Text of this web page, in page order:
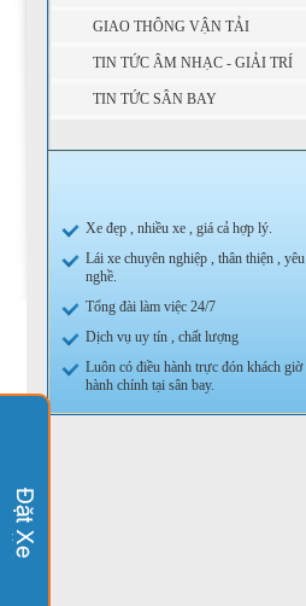
GIAO THÔNG VẬN TẢI
TIN TỨC ÂM NHẠC - GIẢI TRÍ
TIN TỨC SÂN BAY
Xe đẹp , nhiều xe , giá cả hợp lý.
Lái xe chuyên nghiệp , thân thiện , yêu
nghề.
Tổng đài làm việc 24/7
Dịch vụ uy tín , chất lượng
Luôn có điều hành trực đón khách giờ
hành chính tại sân bay.